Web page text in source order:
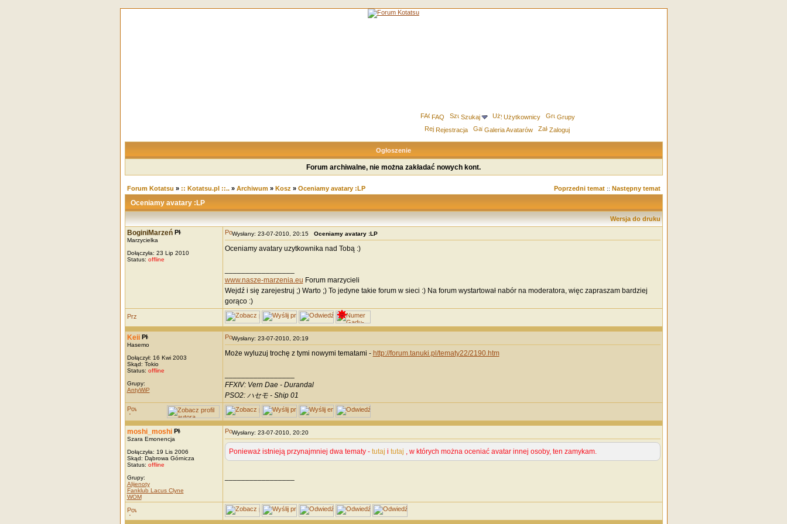
FAQ Szukaj Użytkownicy
Grupy
Rejestracja
Galeria Avatarów Zaloguj
Ogłoszenie
Forum archiwalne, nie można zakładać nowych kont.
Forum Kotatsu » :: Kotatsu.pl ::..» Archiwum» Kosz » Oceniamy avatary :LP Poprzedni temat:: Następny temat
Oceniamy avatary :LP
Wersja do druku
BoginiMarzeń
Marzycielka
Dołączyła: 23 Lip 2010
Status: offline
Wysłany: 23-07-2010, 20:15 Oceniamy avatary :LP
Oceniamy avatary uzytkownika nad Tobą :)
www.nasze-marzenia.eu Forum marzycieli
Wejdź i się zarejestruj ;) Warto ;) To jedyne takie forum w sieci :) Na forum wystartował nabór na moderatora, więc zapraszam bardziej
gorąco :)
Keii
Hasemo
Dołączył: 16 Kwi 2003
Skąd: Tokio
Status: offline
Grupy:
AntyWiP
Wysłany: 23-07-2010, 20:19
Może wyluzuj trochę z tymi nowymi tematami - http://forum.tanuki.pl/tematy22/2190.htm
FFXIV: Vern Dae - Durandal
PSO2: ハセモ - Ship 01
moshi_moshi
Szara Emonencja
Dołączyła: 19 Lis 2006
Skąd: Dąbrowa Górnicza
Status: offline
Grupy:
Alijenoty
Fanklub Lacus Clyne
WOM
Wysłany: 23-07-2010, 20:20
Ponieważ istnieją przynajmniej dwa tematy - tutaj i tutaj , w których można oceniać avatar innej osoby, ten zamykam.